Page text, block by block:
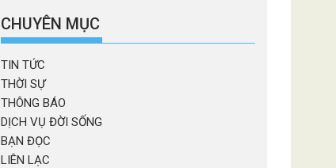
mục
CHUYÊN MỤC
TIN TỨC
THỜI SỰ
THÔNG BÁO
DỊCH VỤ ĐỜI SỐNG
BẠN ĐỌC
LIÊN LẠC